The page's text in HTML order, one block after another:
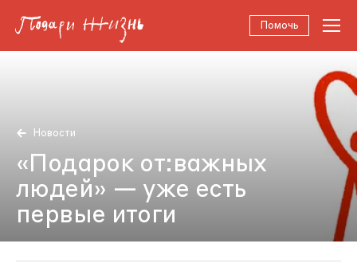
Помочь
Новости
«Подарок от:важных
людей» — уже есть
первые итоги